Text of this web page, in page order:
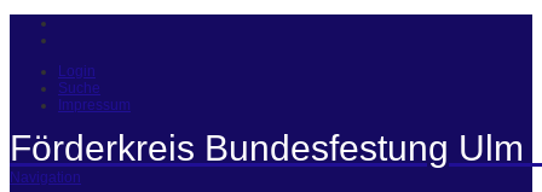
Login
Suche
Impressum
Förderkreis Bundesfestung Ulm
Navigation